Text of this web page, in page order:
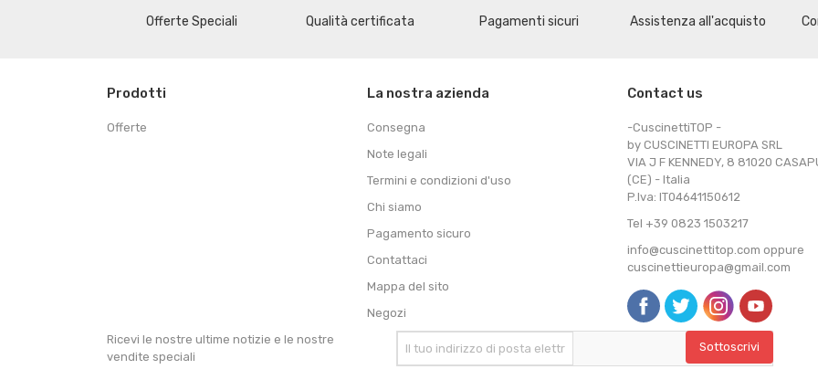
Offerte Speciali Qualità certificata Pagamenti sicuri Assistenza all'acquisto
Prodotti
Offerte
La nostra azienda
Consegna
Note legali
Termini e condizioni d'uso
Chi siamo
Pagamento sicuro
Contattaci
Mappa del sito
Negozi
Contact us
-CuscinettiTOP -
by CUSCINETTI EUROPA SRL
VIA J F KENNEDY, 8 81020
(CE) - Italia
P.Iva: IT04641150612
Tel +39 0823 1503217
info@cuscinettitop.com oppure
cuscinettieuropa@gmail.com
Ricevi le nostre ultime notizie e le nostre
vendite speciali